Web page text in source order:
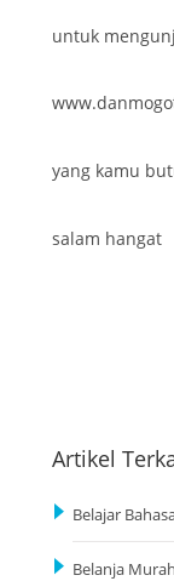
untuk
yang kamu
salam hangat
Artikel
Belajar
Belanja